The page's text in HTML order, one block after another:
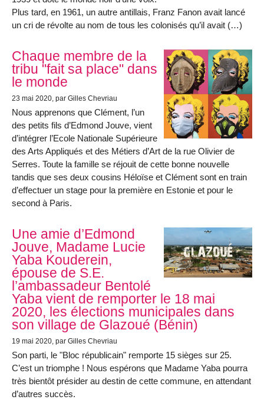
Plus tard, en 1961, un autre antillais, Franz Fanon avait lancé
un cri de révolte au nom de tous les colonisés qu’il avait (…)
Chaque membre de la
tribu "fait sa place" dans
le monde
23 mai 2020, par Gilles Chevriau
Nous apprenons que Clément, l’un
des petits fils d’Edmond Jouve, vient
d’intégrer l’Ecole Nationale Supérieure
des Arts Appliqués et des Métiers d’Art de la rue Olivier de
Serres. Toute la famille se réjouit de cette bonne nouvelle
tandis que ses deux cousins Héloïse et Clément sont en train
d’effectuer un stage pour la première en Estonie et pour le
second à Paris.
Une amie d’Edmond
Jouve, Madame Lucie
Yaba Kouderein,
épouse de S.E.
l’ambassadeur Bentolé
Yaba vient de remporter le 18 mai
2020, les élections municipales dans
son village de Glazoué (Bénin)
19 mai 2020, par Gilles Chevriau
Son parti, le "Bloc républicain" remporte 15 sièges sur 25.
C’est un triomphe ! Nous espérons que Madame Yaba pourra
très bientôt présider au destin de cette commune, en attendant
d’autres succès.